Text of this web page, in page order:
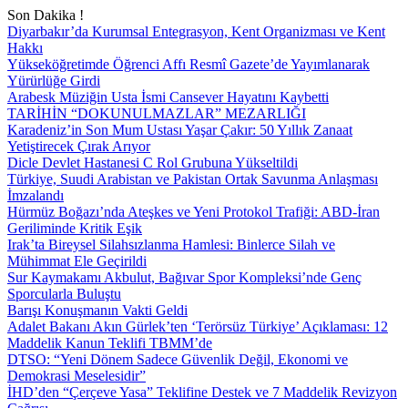
Son Dakika !
Diyarbakır’da Kurumsal Entegrasyon, Kent Organizması ve Kent
Hakkı
Yükseköğretimde Öğrenci Affı Resmî Gazete’de Yayımlanarak
Yürürlüğe Girdi
Arabesk Müziğin Usta İsmi Cansever Hayatını Kaybetti
TARİHİN “DOKUNULMAZLAR” MEZARLIĞI
Karadeniz’in Son Mum Ustası Yaşar Çakır: 50 Yıllık Zanaat
Yetiştirecek Çırak Arıyor
Dicle Devlet Hastanesi C Rol Grubuna Yükseltildi
Türkiye, Suudi Arabistan ve Pakistan Ortak Savunma Anlaşması
İmzalandı
Hürmüz Boğazı’nda Ateşkes ve Yeni Protokol Trafiği: ABD-İran
Geriliminde Kritik Eşik
Irak’ta Bireysel Silahsızlanma Hamlesi: Binlerce Silah ve
Mühimmat Ele Geçirildi
Sur Kaymakamı Akbulut, Bağıvar Spor Kompleksi’nde Genç
Sporcularla Buluştu
Barışı Konuşmanın Vakti Geldi
Adalet Bakanı Akın Gürlek’ten ‘Terörsüz Türkiye’ Açıklaması: 12
Maddelik Kanun Teklifi TBMM’de
DTSO: “Yeni Dönem Sadece Güvenlik Değil, Ekonomi ve
Demokrasi Meselesidir”
İHD’den “Çerçeve Yasa” Teklifine Destek ve 7 Maddelik Revizyon